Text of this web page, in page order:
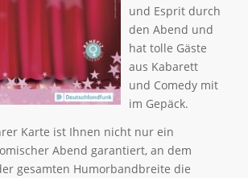
und Esprit durch
den Abend und
hat tolle Gäste
aus Kabarett
und Comedy mit
im Gepäck.
Karte ist Ihnen nicht nur ein
Abend garantiert, an dem
gesamten Humorbandbreite die